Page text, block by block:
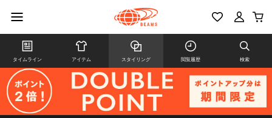
タイムライン アイテム スタイリング 閲覧履歴 検索